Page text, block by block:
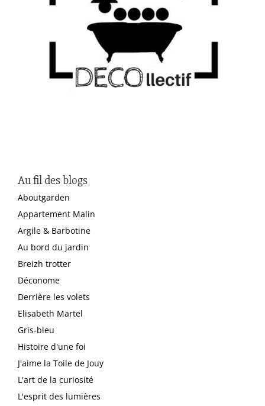
Au fil des blogs
Aboutgarden
Appartement Malin
Argile & Barbotine
Au bord du jardin
Breizh trotter
Déconome
Derrière les volets
Elisabeth Martel
Gris-bleu
Histoire d'une foi
J'aime la Toile de Jouy
L'art de la curiosité
L'esprit des lumières